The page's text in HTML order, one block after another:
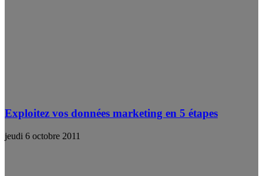
Exploitez vos données marketing en 5 étapes
jeudi 6 octobre 2011